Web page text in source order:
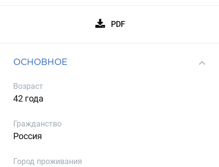
PDF
ОСНОВНОЕ
Возраст
42 года
Гражданство
Россия
Город проживания